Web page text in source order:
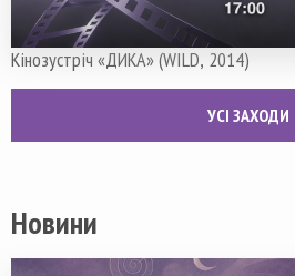
Кінозустріч «ДИКА» (WILD, 2014)
УСІ ЗАХОДИ
Новини